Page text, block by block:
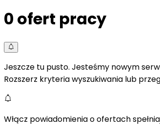
0 ofert pracy
Jeszcze tu pusto. Jesteśmy nowym
Rozszerz kryteria wyszukiwania lub
Włącz powiadomienia o ofertach